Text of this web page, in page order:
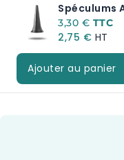
Spéculums
A partir de:
3,30 €
2,75 €
Ajouter au panier